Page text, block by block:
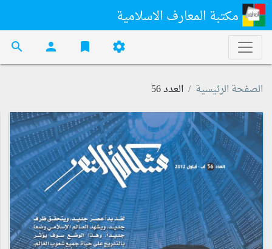
مكتبة المعارف الاسلامية
settings
bookmark
person
search
الصفحة الرئيسية العدد 56